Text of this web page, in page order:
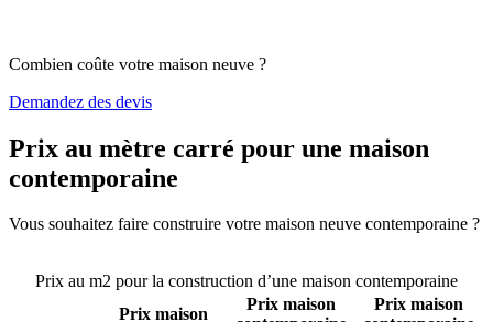
Combien coûte votre maison neuve ?
Demandez des devis
Prix au mètre carré pour une maison
contemporaine
Vous souhaitez faire construire votre maison neuve contemporaine ?
Prix au m2 pour la construction d’une maison contemporaine
Prix maison
Prix maison
Prix maison